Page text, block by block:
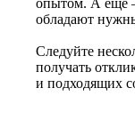
опытом. А ещё
обладают
Следуйте
получать
и подходящих